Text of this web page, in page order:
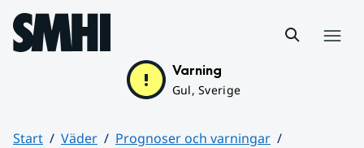
Hoppa till sidans innehåll
Varning
Gul, Sverige
Start Väder
Prognoser och varningar